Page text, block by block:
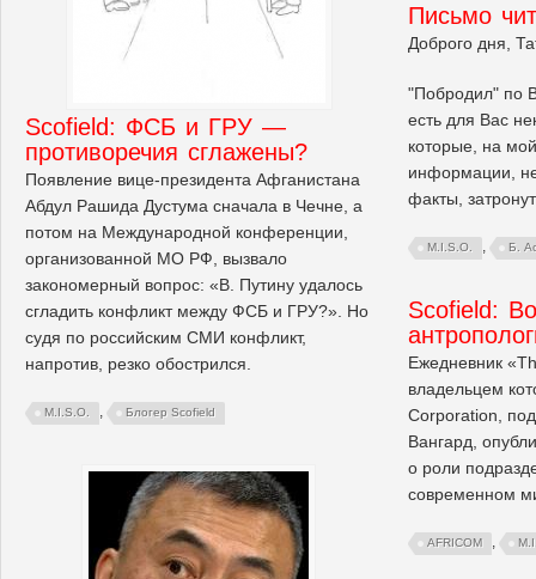
Scofield: ФСБ и ГРУ —
противоречия сглажены?
Появление вице-президента Афганистана
Абдул Рашида Дустума сначала в Чечне, а
потом на Международной конференции,
организованной МО РФ, вызвало
закономерный вопрос: «В. Путину удалось
сгладить конфликт между ФСБ и ГРУ?». Но
судя по российским СМИ конфликт,
напротив, резко обострился.
M.I.S.O. , Блогер Scofield
Письмо
Доброго дня,
"Побродил" по
есть для Вас
которые, на
информации,
факты,
M.I.S.O. , Б.
Scofield:
Ежедневник
владельцем
Corporation,
Вангард,
о роли
современном
AFRICOM ,